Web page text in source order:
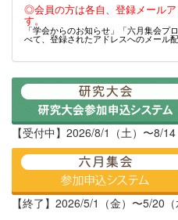
◎会員の方は各自、登録メール
す。
「学会からのお知らせ」「六月集会プ
べて、登録されたアドレスへのメール
【受付中】2026/8/1（土）〜8/14
【終了】2026/5/1（金）〜5/20（